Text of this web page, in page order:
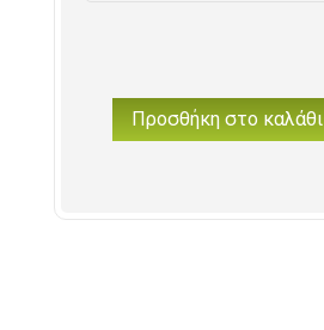
"μπαμπάΠροσθήκη στο καλάθι